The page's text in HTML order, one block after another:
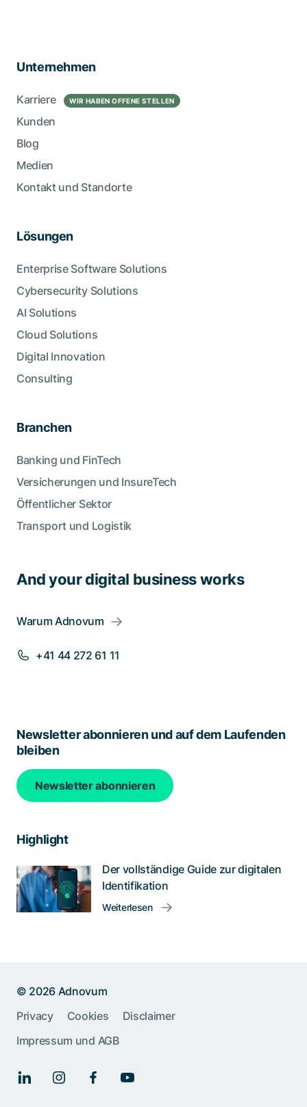
And your digital business works
Warum Adnovum
+41 44 272 61 11
Unternehmen
Karriere WIR HABEN OFFENE STELLEN
Kunden
Blog
Medien
Kontakt und Standorte
Lösungen
Enterprise Software Solutions
Cybersecurity Solutions
AI Solutions
Cloud Solutions
Digital Innovation
Consulting
Branchen
Banking und FinTech
Versicherungen und InsureTech
Öffentlicher Sektor
Transport und Logistik
Newsletter abonnieren und auf dem Laufenden
bleiben
Newsletter abonnieren
Highlight
Der vollständige Guide zur digitalen
Identifikation
Weiterlesen
© 2026 Adnovum
Privacy
Cookies
Disclaimer
Impressum und AGB